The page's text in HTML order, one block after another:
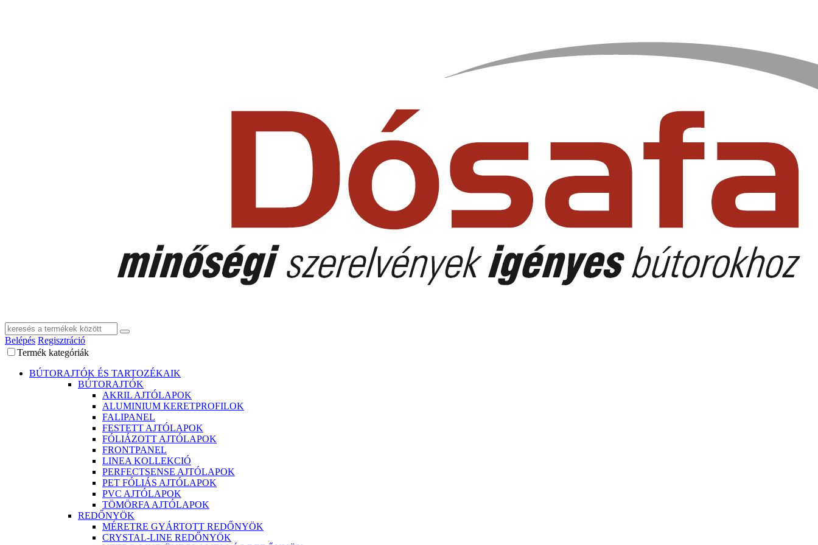
Belépés Regisztráció
Termék kategóriák
BÚTORAJTÓK ÉS TARTOZÉKAIK
BÚTORAJTÓK
AKRIL AJTÓLAPOK
ALUMINIUM KERETPROFILOK
FALIPANEL
FESTETT AJTÓLAPOK
FÓLIÁZOTT AJTÓLAPOK
FRONTPANEL
LINEA KOLLEKCIÓ
PERFECTSENSE AJTÓLAPOK
PET FÓLIÁS AJTÓLAPOK
PVC AJTÓLAPOK
TÖMÖRFA AJTÓLAPOK
REDŐNYÖK
MÉRETRE GYÁRTOTT REDŐNYÖK
CRYSTAL-LINE REDŐNYÖK